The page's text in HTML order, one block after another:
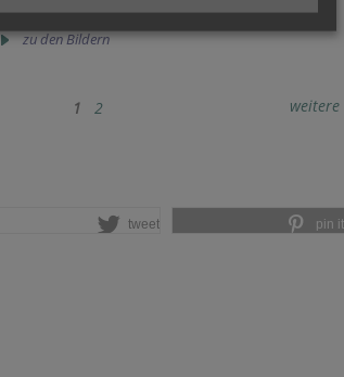
Hier die Bilder von der zweiten Messe (11:00 Uhr)
zu den Bildern
1 2 weitere
tweet pin it